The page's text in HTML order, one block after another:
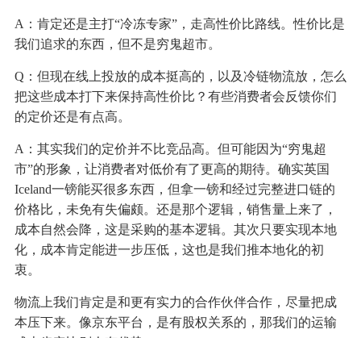
A：肯定还是主打“冷冻专家”，走高性价比路线。性价比是
我们追求的东西，但不是穷鬼超市。
Q：但现在线上投放的成本挺高的，以及冷链物流放，怎么
把这些成本打下来保持高性价比？有些消费者会反馈你们
的定价还是有点高。
A：其实我们的定价并不比竞品高。但可能因为“穷鬼超
市”的形象，让消费者对低价有了更高的期待。确实英国
Iceland一镑能买很多东西，但拿一镑和经过完整进口链的
价格比，未免有失偏颇。还是那个逻辑，销售量上来了，
成本自然会降，这是采购的基本逻辑。其次只要实现本地
化，成本肯定能进一步压低，这也是我们推本地化的初
衷。
物流上我们肯定是和更有实力的合作伙伴合作，尽量把成
本压下来。像京东平台，是有股权关系的，那我们的运输